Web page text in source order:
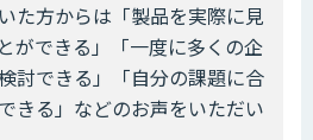
た方からは「製品を実際に見
ができる」「一度に多くの企
討できる」「自分の課題に合
きる」などのお声をいただい